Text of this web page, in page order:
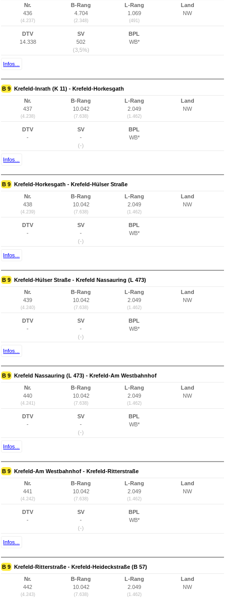
Nr.
436
(4.237)
B-Rang
4.704
(2.348)
L-Rang
1.069
(491)
Land
NW
DTV
14.338
SV
502
(3,5%)
BPL
WB*
Infos...
B 9 Krefeld-Inrath (K 11) - Krefeld-Horkesgath
Nr.
437
(4.238)
B-Rang
10.042
(7.638)
L-Rang
2.049
(1.462)
Land
NW
DTV
-
SV
-
(-)
BPL
WB*
Infos...
B 9 Krefeld-Horkesgath - Krefeld-Hülser Straße
Nr.
438
(4.239)
B-Rang
10.042
(7.638)
L-Rang
2.049
(1.462)
Land
NW
DTV
-
SV
-
(-)
BPL
WB*
Infos...
B 9 Krefeld-Hülser Straße - Krefeld Nassauring (L 473)
Nr.
439
(4.240)
B-Rang
10.042
(7.638)
L-Rang
2.049
(1.462)
Land
NW
DTV
-
SV
-
(-)
BPL
WB*
Infos...
B 9 Krefeld Nassauring (L 473) - Krefeld-Am Westbahnhof
Nr.
440
(4.241)
B-Rang
10.042
(7.638)
L-Rang
2.049
(1.462)
Land
NW
DTV
-
SV
-
(-)
BPL
WB*
Infos...
B 9 Krefeld-Am Westbahnhof - Krefeld-Ritterstraße
Nr.
441
(4.242)
B-Rang
10.042
(7.638)
L-Rang
2.049
(1.462)
Land
NW
DTV
-
SV
-
(-)
BPL
WB*
Infos...
B 9 Krefeld-Ritterstraße - Krefeld-Heideckstraße (B 57)
Nr.
442
(4.243)
B-Rang
10.042
(7.638)
L-Rang
2.049
(1.462)
Land
NW